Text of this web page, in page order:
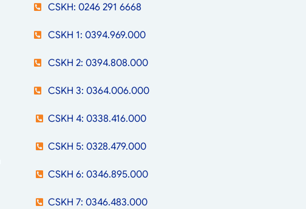
CSKH: 0246 291 6668
CSKH 1: 0394.969.000
CSKH 2: 0394.808.000
CSKH 3: 0364.006.000
CSKH 4: 0338.416.000
CSKH 5: 0328.479.000
CSKH 6: 0346.895.000
CSKH 7: 0346.483.000